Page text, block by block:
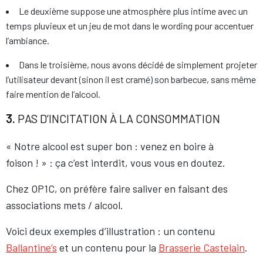
Le deuxième suppose une atmosphère plus intime avec un
temps pluvieux et un jeu de mot dans le wording pour accentuer
l’ambiance.
Dans le troisième, nous avons décidé de simplement projeter
l’utilisateur devant (sinon il est cramé) son barbecue, sans même
faire mention de l’alcool.
3. PAS D’INCITATION À LA CONSOMMATION
« Notre alcool est super bon : venez en boire à
foison ! » : ça c’est interdit, vous vous en doutez.
Chez OP1C, on préfère faire saliver en faisant des
associations mets / alcool.
Voici deux exemples d’illustration : un contenu
Ballantine’s et un contenu pour la Brasserie Castelain.